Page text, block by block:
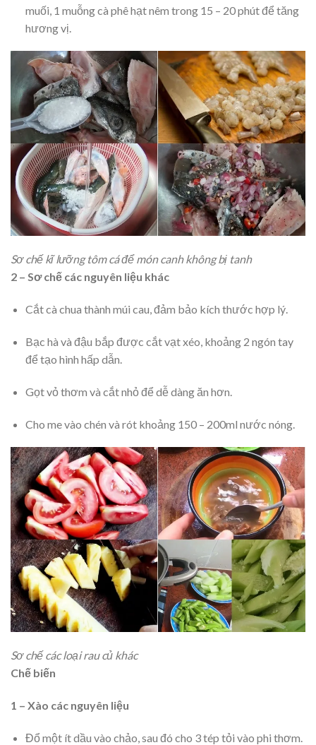
muối, 1 muỗng cà phê hạt nêm trong 15 – 20 phút để tăng
hương vị.
Sơ chế kĩ lưỡng tôm cá để món canh không bị tanh
2 – Sơ chế các nguyên liệu khác
Cắt cà chua thành múi cau, đảm bảo kích thước hợp lý.
Bạc hà và đậu bắp được cắt vạt xéo, khoảng 2 ngón tay
để tạo hình hấp dẫn.
Gọt vỏ thơm và cắt nhỏ để dễ dàng ăn hơn.
Cho me vào chén và rót khoảng 150 – 200ml nước nóng.
Sơ chế các loại rau củ khác
Chế biến
1 – Xào các nguyên liệu
Đổ một ít dầu vào chảo, sau đó cho 3 tép tỏi vào phi thơm.